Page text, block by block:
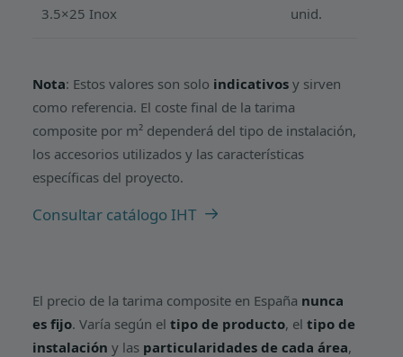
3.5×25 Inox
unid.
Nota: Estos valores son solo indicativos y sirven
como referencia. El coste final de la tarima
composite por m² dependerá del tipo de instalación,
los accesorios utilizados y las características
específicas del proyecto.
Consultar catálogo IHT
El precio de la tarima composite en España nunca
es fijo. Varía según el tipo de producto, el tipo de
instalación y las particularidades de cada área,